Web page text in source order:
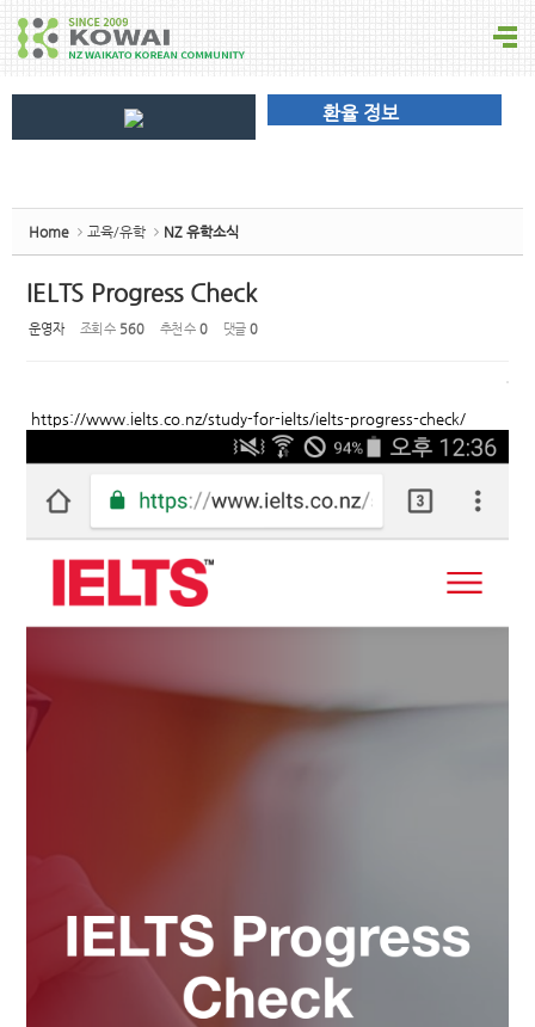
환율 정보
Home 교육/유학 NZ 유학소식
IELTS Progress Check
운영자 조회 수 560 추천 수 0 댓글 0
https://www.ielts.co.nz/study-for-ielts/ielts-progress-check/
Sketchbook5, 스케치북5
Sketchbook5, 스케치북5